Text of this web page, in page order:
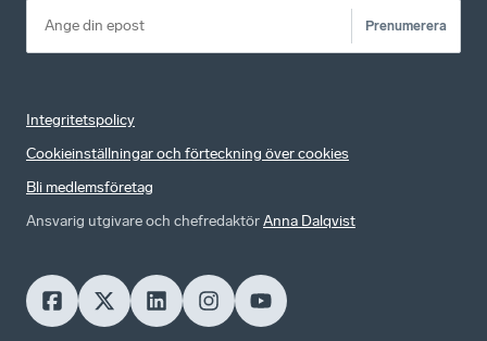
Prenumerera
Integritetspolicy
Cookieinställningar och förteckning över cookies
Bli medlemsföretag
Ansvarig utgivare och chefredaktörAnna Dalqvist